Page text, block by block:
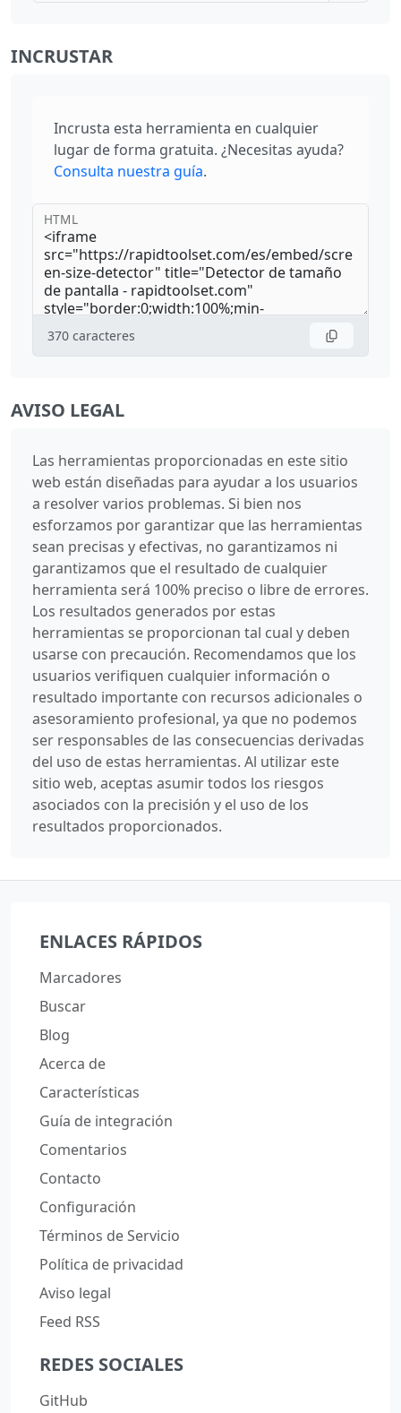
INCRUSTAR
Incrusta esta herramienta en cualquier
lugar de forma gratuita. ¿Necesitas ayuda?
Consulta nuestra guía.
HTML
370 caracteres
AVISO LEGAL
Las herramientas proporcionadas en este sitio
web están diseñadas para ayudar a los usuarios
a resolver varios problemas. Si bien nos
esforzamos por garantizar que las herramientas
sean precisas y efectivas, no garantizamos ni
garantizamos que el resultado de cualquier
herramienta será 100% preciso o libre de errores.
Los resultados generados por estas
herramientas se proporcionan tal cual y deben
usarse con precaución. Recomendamos que los
usuarios verifiquen cualquier información o
resultado importante con recursos adicionales o
asesoramiento profesional, ya que no podemos
ser responsables de las consecuencias derivadas
del uso de estas herramientas. Al utilizar este
sitio web, aceptas asumir todos los riesgos
asociados con la precisión y el uso de los
resultados proporcionados.
ENLACES RÁPIDOS
Marcadores
Buscar
Blog
Acerca de
Características
Guía de integración
Comentarios
Contacto
Configuración
Términos de Servicio
Política de privacidad
Aviso legal
Feed RSS
REDES SOCIALES
GitHub